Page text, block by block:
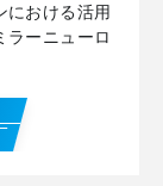
における活用
ラーニューロ